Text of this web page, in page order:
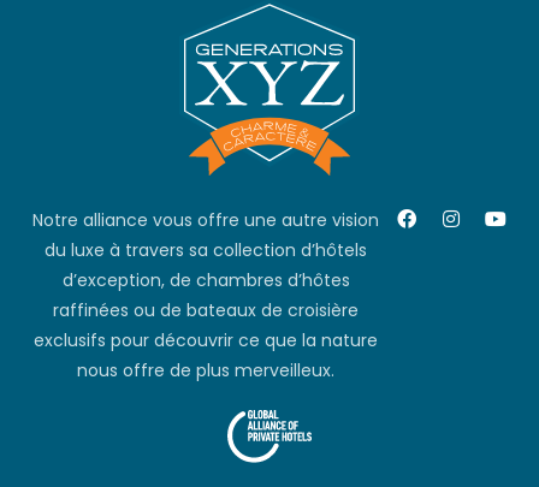
Notre alliance vous offre une autre vision
du luxe à travers sa collection d’hôtels
d’exception, de chambres d’hôtes
raffinées ou de bateaux de croisière
exclusifs pour découvrir ce que la nature
nous offre de plus merveilleux.